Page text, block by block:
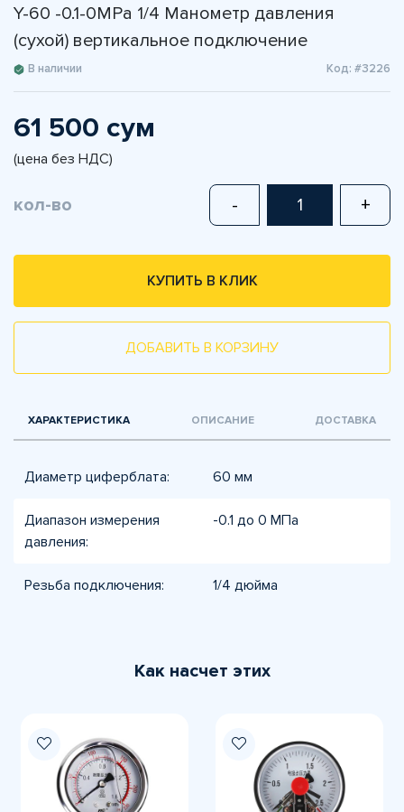
Y-60 -0.1-0MPа 1/4 Манометр давления
(сухой) вертикальное подключение
В наличии Код: #3226
61 500 сум
(цена без НДС)
кол-во - +
КУПИТЬ В КЛИК
ДОБАВИТЬ В КОРЗИНУ
ХАРАКТЕРИСТИКА ОПИСАНИЕ ДОСТАВКА
Диаметр циферблата: 60 мм
Диапазон измерения
давления:
-0.1 до 0 МПа
Резьба подключения: 1/4 дюйма
Как насчет этих